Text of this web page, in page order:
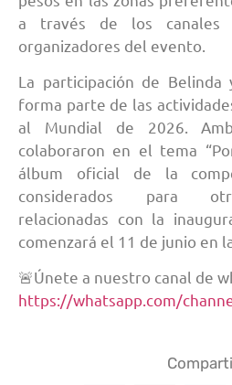
a través de los canales
organizadores del evento.
La participación de Belinda
forma parte de las
al Mundial de 2026.
colaboraron en el tema
álbum oficial de la
considerados para
relacionadas con la
comenzará el 11 de junio en
🚨Únete a nuestro canal de
https://whatsapp.com/